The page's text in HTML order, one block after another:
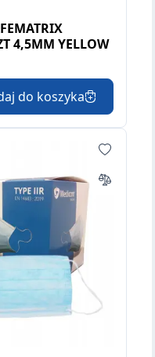
4,5MM YELLOW
do koszyka